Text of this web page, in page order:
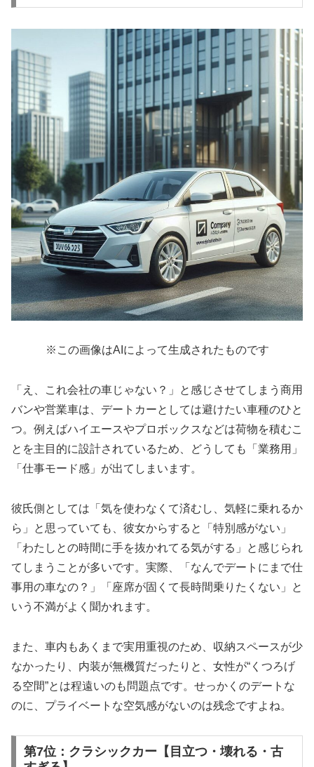
※この画像はAIによって生成されたものです
「え、これ会社の車じゃない？」と感じさせてしまう商用
バンや営業車は、デートカーとしては避けたい車種のひと
つ。例えばハイエースやプロボックスなどは荷物を積むこ
とを主目的に設計されているため、どうしても「業務用」
「仕事モード感」が出てしまいます。
彼氏側としては「気を使わなくて済むし、気軽に乗れるか
ら」と思っていても、彼女からすると「特別感がない」
「わたしとの時間に手を抜かれてる気がする」と感じられ
てしまうことが多いです。実際、「なんでデートにまで仕
事用の車なの？」「座席が固くて長時間乗りたくない」と
いう不満がよく聞かれます。
また、車内もあくまで実用重視のため、収納スペースが少
なかったり、内装が無機質だったりと、女性が“くつろげ
る空間”とは程遠いのも問題点です。せっかくのデートな
のに、プライベートな空気感がないのは残念ですよね。
第7位：クラシックカー【目立つ・壊れる・古